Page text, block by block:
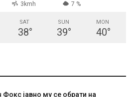
3kmh 7 %
SAT
38°
SUN
39°
MON
40°
Фокс јавно му се обрати на